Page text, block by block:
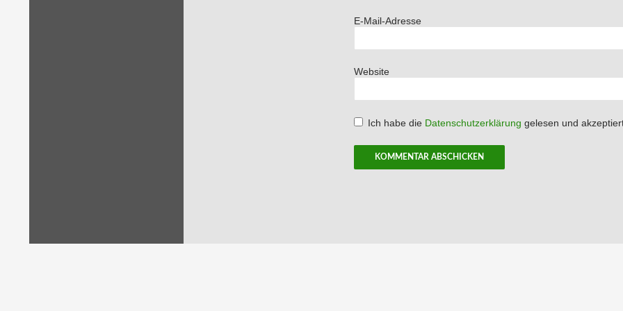
E-Mail-Adresse
Website
Ich habe die Datenschutzerklärung gelesen und